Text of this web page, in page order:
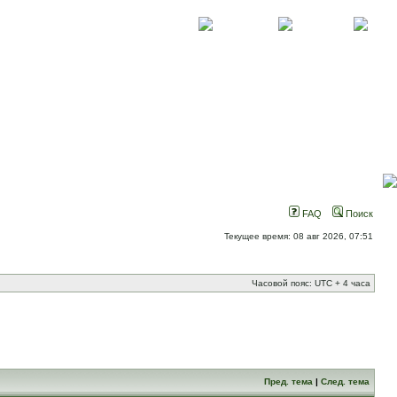
FAQ Поиск
Текущее время: 08 авг 2026, 07:51
Часовой пояс: UTC + 4 часа
Пред. тема | След. тема